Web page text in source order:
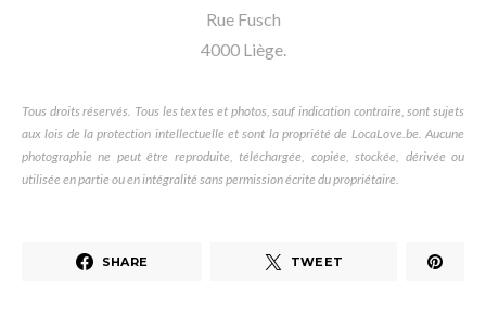
Rue Fusch
4000 Liège.
Tous droits réservés. Tous les textes et photos, sauf indication contraire, sont sujets
aux lois de la protection intellectuelle et sont la propriété de LocaLove.be. Aucune
photographie ne peut être reproduite, téléchargée, copiée, stockée, dérivée ou
utilisée en partie ou en intégralité sans permission écrite du propriétaire.
SHARE TWEET